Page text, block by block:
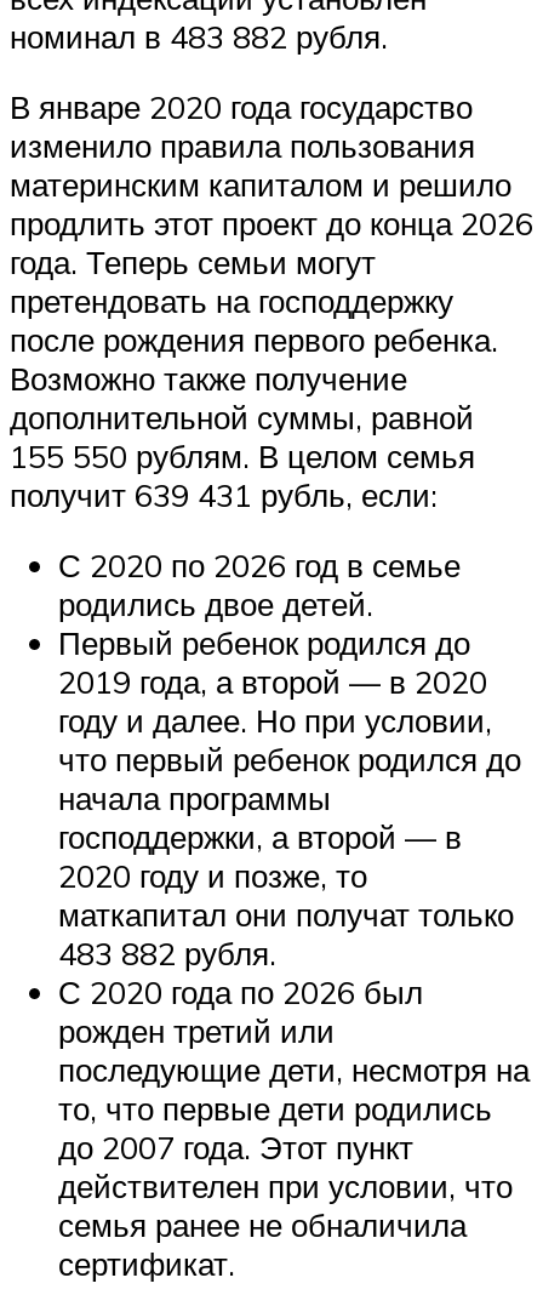
номинал в 483 882 рубля.
В январе 2020 года государство
изменило правила пользования
материнским капиталом и решило
продлить этот проект до конца 2026
года. Теперь семьи могут
претендовать на господдержку
после рождения первого ребенка.
Возможно также получение
дополнительной суммы, равной
155 550 рублям. В целом семья
получит 639 431 рубль, если:
С 2020 по 2026 год в семье
родились двое детей.
Первый ребенок родился до
2019 года, а второй — в 2020
году и далее. Но при условии,
что первый ребенок родился до
начала программы
господдержки, а второй — в
2020 году и позже, то
маткапитал они получат только
483 882 рубля.
С 2020 года по 2026 был
рожден третий или
последующие дети, несмотря на
то, что первые дети родились
до 2007 года. Этот пункт
действителен при условии, что
семья ранее не обналичила
сертификат.